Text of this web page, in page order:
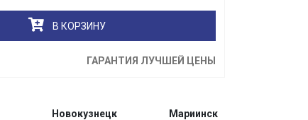
В КОРЗИНУ
ГАРАНТИЯ ЛУЧШЕЙ ЦЕНЫ
Новокузнецк
Мариинск